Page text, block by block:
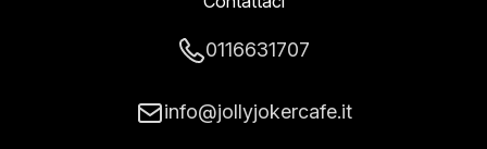
0116631707
info@jollyjokercafe.it